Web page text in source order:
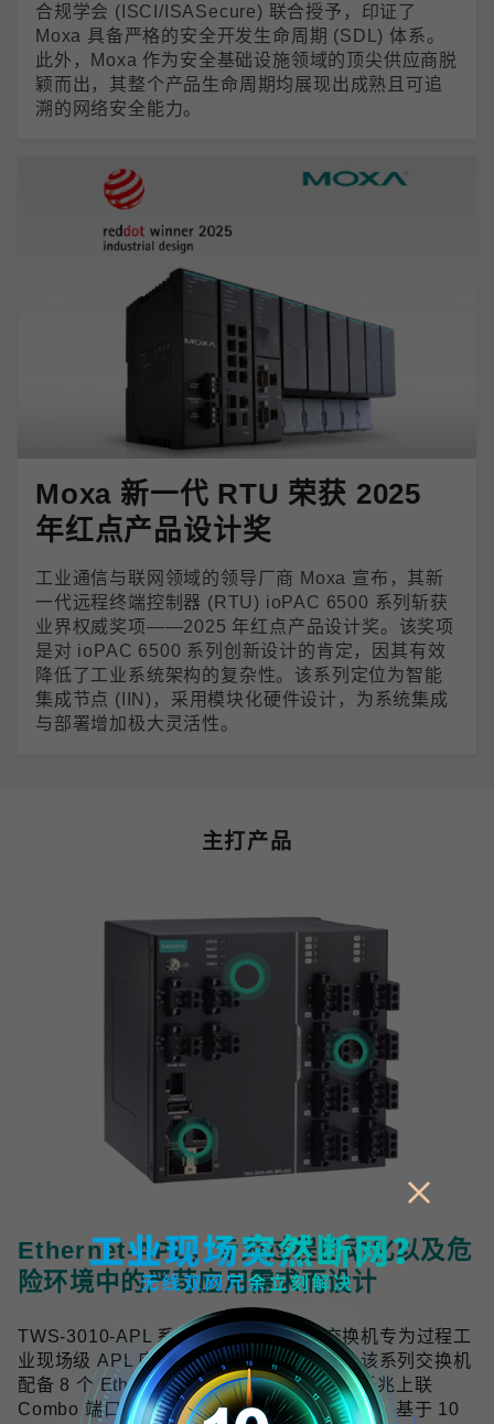
合规学会 (ISCI/ISASecure) 联合授予，印证了
Moxa 具备严格的安全开发生命周期 (SDL) 体系。
此外，Moxa 作为安全基础设施领域的顶尖供应商脱
颖而出，其整个产品生命周期均展现出成熟且可追
溯的网络安全能力。
Moxa 新一代 RTU 荣获 2025
年红点产品设计奖
工业通信与联网领域的领导厂商 Moxa 宣布，其新
一代远程终端控制器 (RTU) ioPAC 6500 系列斩获
业界权威奖项——2025 年红点产品设计奖。该奖项
是对 ioPAC 6500 系列创新设计的肯定，因其有效
降低了工业系统架构的复杂性。该系列定位为智能
集成节点 (IIN)，采用模块化硬件设计，为系统集成
与部署增加极大灵活性。
主打产品
Ethernet-APL，专为过程自动化以及危
险环境中的严苛应用需求而设计
TWS-3010-APL 系列工业双线以太网交换机专为过程工
业现场级 APL 应用提供可靠的网络连接，该系列交换机
配备 8 个 Ethernet-APL spur 端口与 2 个千兆上联
Combo 端口，符合 Ethernet-APL 技术规范，基于 10